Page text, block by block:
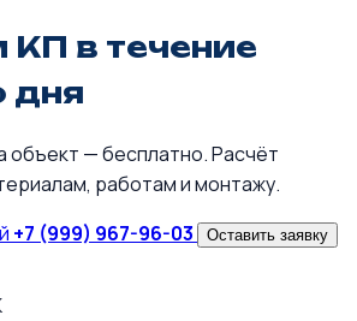
в течение
дня
объект — бесплатно. Расчёт
работам и монтажу.
+7 (999) 967-96-03 Оставить заявку